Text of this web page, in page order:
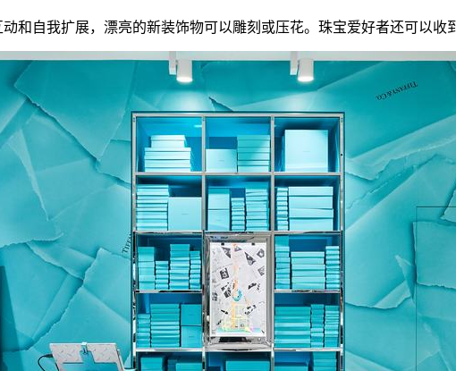
和自我扩展，漂亮的新装饰物可以雕刻或压花。珠宝爱好者还可以收